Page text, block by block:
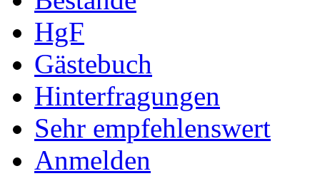
HgF
Gästebuch
Hinterfragungen
Sehr empfehlenswert
Anmelden